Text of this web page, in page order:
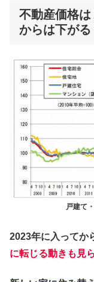
不動産価格
からは下がる
戸建て
2023年に入ってか
に転じる動きも見